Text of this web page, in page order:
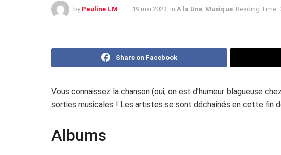
by Pauline LM 19 mai 2023 in A la Une Musique Reading Time:
Share on Facebook
Vous connaissez la chanson (oui, on est d’humeur blagueuse
sorties musicales ! Les artistes se sont déchaînés en cette fin
Albums